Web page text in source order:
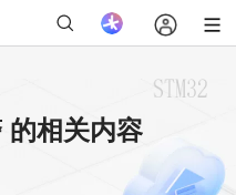
的相关内容